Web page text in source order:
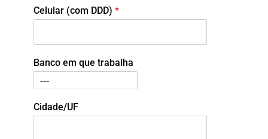
Celular (com DDD) *
Banco em que trabalha
Cidade/UF